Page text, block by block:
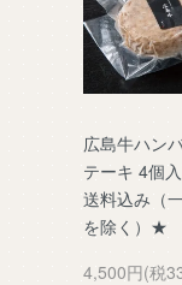
広島牛ハン
テーキ 4個
送料込み（
を除く）★
4,500円(税